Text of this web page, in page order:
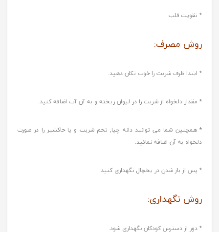
* تقویت قلب
روش مصرف:
* ابتدا ظرف شربت را خوب تکان دهید.
* مقدار دلخواه از شربت را در لیوان ریخته و به آن آب اضافه کنید.
* همچنین شما می توانید دانه چیا, تخم شربت و یا خاکشیر را در صورت
دلخواه به آن اضافه نمائید.
* پس از باز شدن در یخچال نگهداری کنید.
روش نگهداری:
* دور از دسترس کودکان نگهداری شود.